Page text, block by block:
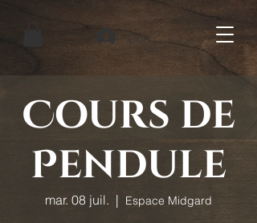
Connexion
Cours de
Pendule
mar. 08 juil.
  |
Espace Midgard